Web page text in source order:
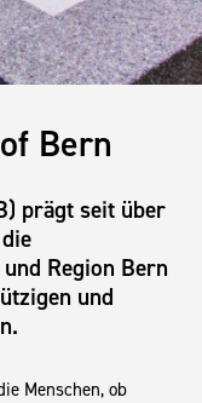
Bern
prägt seit über
Region Bern
und
Menschen, ob